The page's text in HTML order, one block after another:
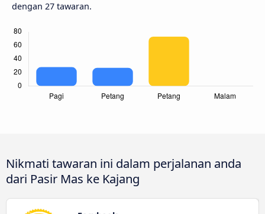
dengan 27 tawaran.
Nikmati tawaran ini dalam perjalanan anda
dari Pasir Mas ke Kajang